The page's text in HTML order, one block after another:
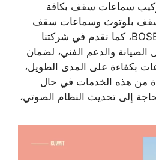
سماعات سقف بكافة
سقف بلوتوث وسماعات سقف
JPL وسماعات سقف BOSE، كما نقدم في شركتنا
الصيانة والدعم الفني، لضمان
بكفاءة على المدى الطويل،
من هذه الخدمات في حال
إلى تحديث النظام الصوتي،